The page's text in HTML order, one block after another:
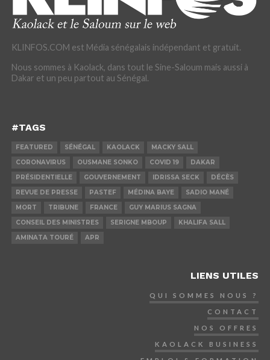
KLINFOS.COM est Média sénégalais indépendant et gratuit.
Nous sommes à Kaolack, dans tout le Sine-Saloum mais aussi à
Dakar et un peu partout au Sénégal.
#TAGS
FEATURED SÉNÉGAL KAOLACK
MACKY SALL
CORONAVIRUS
OUSMANE SONKO COVID 19
DAKAR
PRÉSIDENTIELLE
GOUVERNEMENT IDRISSA SECK
DÉCÈS
REVUE DE PRESSE
PASTEF MÉDINA BAYE
SADIO MANÉ
MORT
TRIBUNE FRANCE
GUY MARIUS SAGNA
CONSEIL DES MINISTRES
SERIGNE MBOUP
KHALIFA SALL
AMINATA TOURÉ
APR
LIENS UTILES
QUI SOMMES NOUS ?
CONTACT
NOS OFFRES
KAOLACK BUSINESS